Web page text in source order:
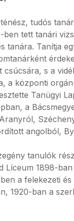
tudós
ben tett tanári
tanára. Tanítja
csúcsára, s a
a központi
Tanügyi
a
angolból,
tanulók
Líceum 1898-
a felekezeti
1920-ban a